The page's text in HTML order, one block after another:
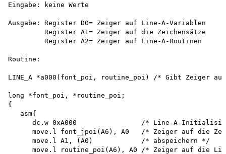
Eingabe: keine Werte
Ausgabe: Register D0= Zeiger auf Line-A-Variablen
         Register A1= Zeiger auf die Zeichensätze
         Register A2= Zeiger auf Line-A-Routinen
Routine:
LINE_A *a000(font_poi, routine_poi) /* Gibt Zeiger
long *font_poi, *routine_poi;
{
   asm{
dc.w 0xA000                /* Line-A-
move.l font_jpoi(A6), A0   /* Zeiger auf die
      move.l A1, (A0)            /* abspeichern */
move.l routine_poi(A6), A0 /* Zeiger auf die